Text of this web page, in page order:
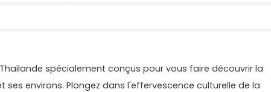
spécialement conçus pour vous faire découvrir la
environs. Plongez dans l'effervescence culturelle de la